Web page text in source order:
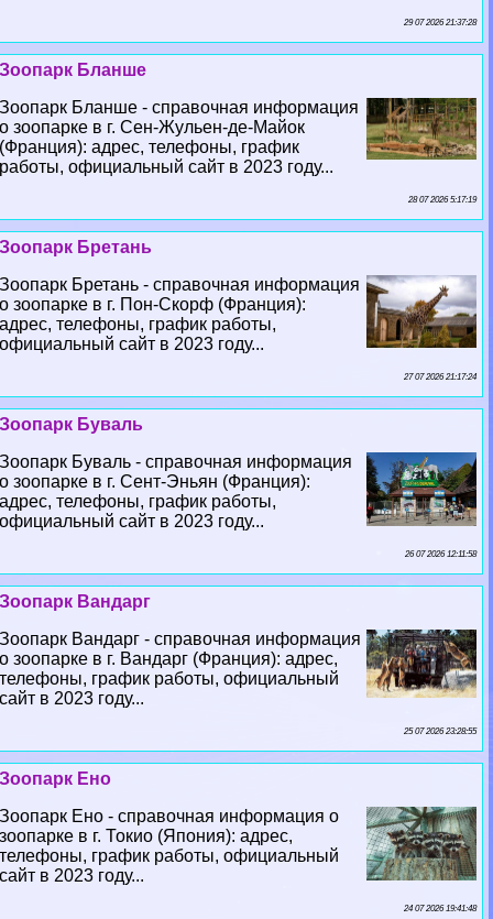
29 07 2026 21:37:28
Зоопарк Бланше
Зоопарк Бланше - справочная информация
о зоопарке в г. Сен-Жульен-де-Майок
(Франция): адрес, телефоны, график
работы, официальный сайт в 2023 году...
28 07 2026 5:17:19
Зоопарк Бретань
Зоопарк Бретань - справочная информация
о зоопарке в г. Пон-Скорф (Франция):
адрес, телефоны, график работы,
официальный сайт в 2023 году...
27 07 2026 21:17:24
Зоопарк Буваль
Зоопарк Буваль - справочная информация
о зоопарке в г. Сент-Эньян (Франция):
адрес, телефоны, график работы,
официальный сайт в 2023 году...
26 07 2026 12:11:58
Зоопарк Вандарг
Зоопарк Вандарг - справочная информация
о зоопарке в г. Вандарг (Франция): адрес,
телефоны, график работы, официальный
сайт в 2023 году...
25 07 2026 23:28:55
Зоопарк Ено
Зоопарк Ено - справочная информация о
зоопарке в г. Токио (Япония): адрес,
телефоны, график работы, официальный
сайт в 2023 году...
24 07 2026 19:41:48